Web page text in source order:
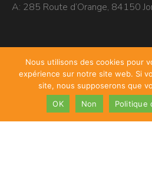
A: 285 Route d’Orange, 84150
Mentions légales|Politique de
© 2026 Chlorophylle
Nous utilisons des cookies pour
expérience sur notre site web. Si
site, nous supposerons que
OK
Non Politique